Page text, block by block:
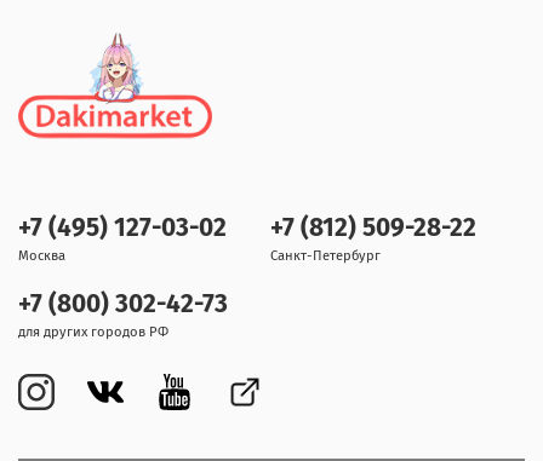
+7 (495) 127-03-02
Москва
+7 (812) 509-28-22
Санкт-Петербург
+7 (800) 302-42-73
для других городов РФ